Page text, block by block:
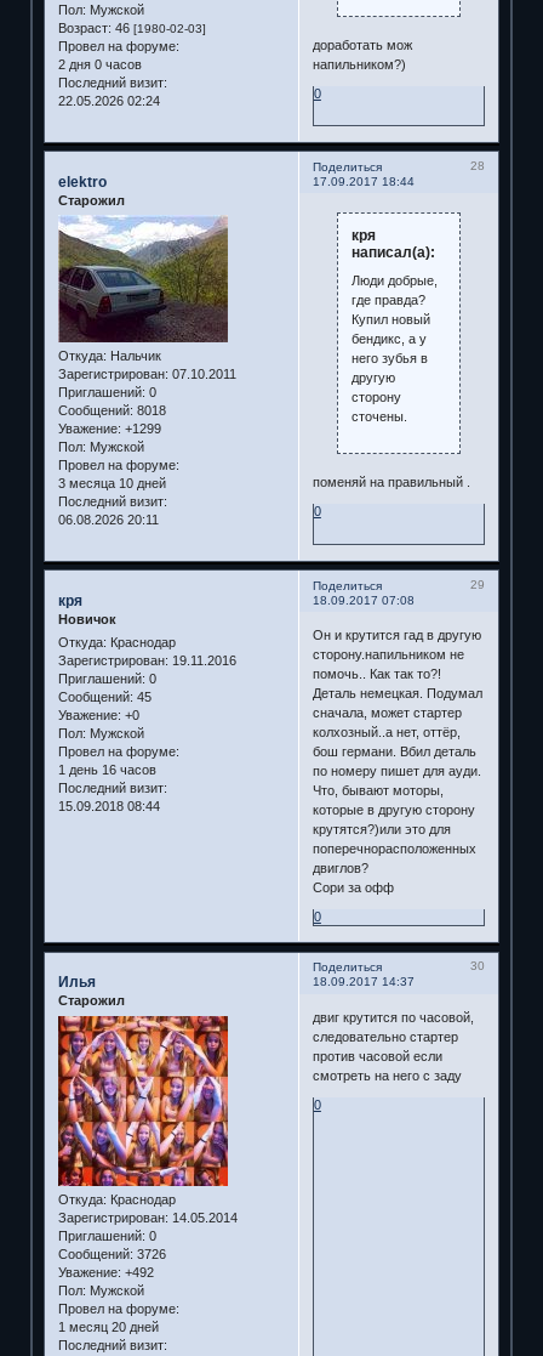
Пол: Мужской
Возраст: 46 [1980-02-03]
Провел на форуме:
2 дня 0 часов
Последний визит:
22.05.2026 02:24
доработать мож
напильником?)
0
Поделиться
28
17.09.2017 18:44
elektro
Старожил
Откуда: Нальчик
Зарегистрирован: 07.10.2011
Приглашений: 0
Сообщений: 8018
Уважение: +1299
Пол: Мужской
Провел на форуме:
3 месяца 10 дней
Последний визит:
06.08.2026 20:11
кря
написал(а):
Люди добрые,
где правда?
Купил новый
бендикс, а у
него зубья в
другую
сторону
сточены.
поменяй на правильный .
0
Поделиться
29
18.09.2017 07:08
кря
Новичок
Откуда: Краснодар
Зарегистрирован: 19.11.2016
Приглашений: 0
Сообщений: 45
Уважение: +0
Пол: Мужской
Провел на форуме:
1 день 16 часов
Последний визит:
15.09.2018 08:44
Он и крутится гад в другую
сторону.напильником не
помочь.. Как так то?!
Деталь немецкая. Подумал
сначала, может стартер
колхозный..а нет, оттёр,
бош германи. Вбил деталь
по номеру пишет для ауди.
Что, бывают моторы,
которые в другую сторону
крутятся?)или это для
поперечнорасположенных
двиглов?
Сори за офф
0
Поделиться
30
18.09.2017 14:37
Илья
Старожил
Откуда: Краснодар
Зарегистрирован: 14.05.2014
Приглашений: 0
Сообщений: 3726
Уважение: +492
Пол: Мужской
Провел на форуме:
1 месяц 20 дней
Последний визит:
двиг крутится по часовой,
следовательно стартер
против часовой если
смотреть на него с заду
0